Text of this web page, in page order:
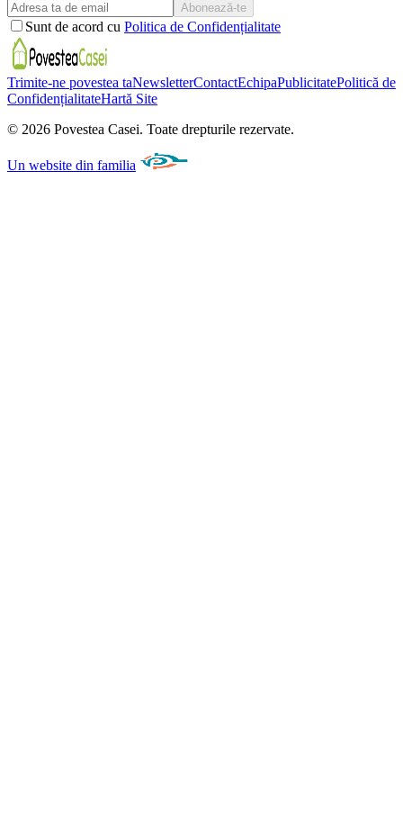
Abonează-te
Sunt de acord cu Politica de Confidențialitate
Trimite-ne povestea taNewsletterContactEchipaPublicitatePolitică de
ConfidențialitateHartă Site
© 2026 Povestea Casei. Toate drepturile rezervate.
Un website din familia